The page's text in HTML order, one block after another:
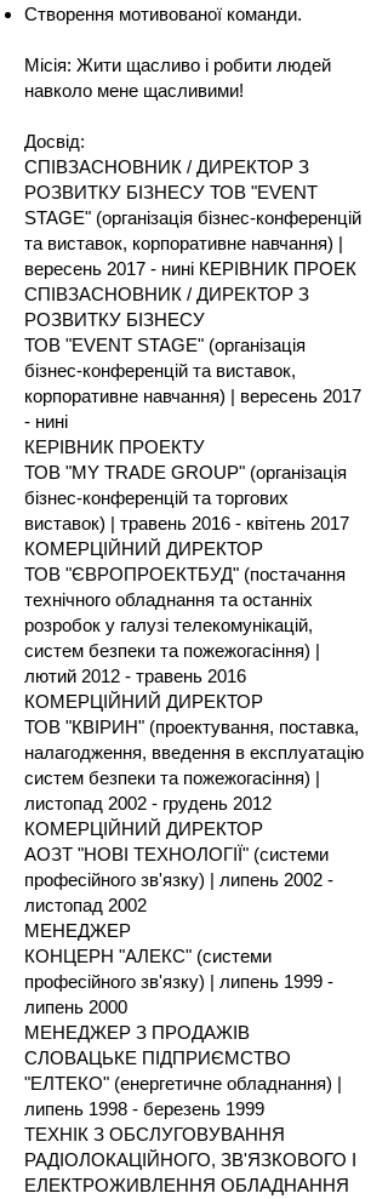
Створення мотивованої команди.
Місія: Жити щасливо і робити людей
навколо мене щасливими!
Досвід:
СПІВЗАСНОВНИК / ДИРЕКТОР З
РОЗВИТКУ БІЗНЕСУ ТОВ "EVENT
STAGE" (організація бізнес-конференцій
та виставок, корпоративне навчання) |
вересень 2017 - нині КЕРІВНИК ПРОЕК
СПІВЗАСНОВНИК / ДИРЕКТОР З
РОЗВИТКУ БІЗНЕСУ
ТОВ "EVENT STAGE" (організація
бізнес-конференцій та виставок,
корпоративне навчання) | вересень 2017
- нині
КЕРІВНИК ПРОЕКТУ
ТОВ "MY TRADE GROUP" (організація
бізнес-конференцій та торгових
виставок) | травень 2016 - квітень 2017
КОМЕРЦІЙНИЙ ДИРЕКТОР
ТОВ "ЄВРОПРОЕКТБУД" (постачання
технічного обладнання та останніх
розробок у галузі телекомунікацій,
систем безпеки та пожежогасіння) |
лютий 2012 - травень 2016
КОМЕРЦІЙНИЙ ДИРЕКТОР
ТОВ "КВІРИН" (проектування, поставка,
налагодження, введення в експлуатацію
систем безпеки та пожежогасіння) |
листопад 2002 - грудень 2012
КОМЕРЦІЙНИЙ ДИРЕКТОР
АОЗТ "НОВІ ТЕХНОЛОГІЇ" (системи
професійного зв'язку) | липень 2002 -
листопад 2002
МЕНЕДЖЕР
КОНЦЕРН "АЛЕКС" (системи
професійного зв'язку) | липень 1999 -
липень 2000
МЕНЕДЖЕР З ПРОДАЖІВ
СЛОВАЦЬКЕ ПІДПРИЄМСТВО
"ЕЛТЕКО" (енергетичне обладнання) |
липень 1998 - березень 1999
ТЕХНІК З ОБСЛУГОВУВАННЯ
РАДІОЛОКАЦІЙНОГО, ЗВ'ЯЗКОВОГО І
ЕЛЕКТРОЖИВЛЕННЯ ОБЛАДНАННЯ